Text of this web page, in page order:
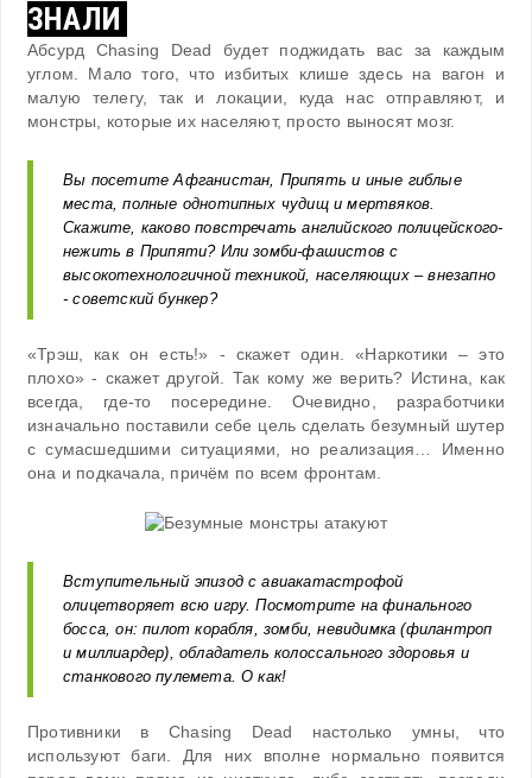
ЗНАЛИ
Абсурд Chasing Dead будет поджидать вас за каждым
углом. Мало того, что избитых клише здесь на вагон и
малую телегу, так и локации, куда нас отправляют, и
монстры, которые их населяют, просто выносят мозг.
Вы посетите Афганистан, Припять и иные гиблые
места, полные однотипных чудищ и мертвяков.
Скажите, каково повстречать английского полицейского-
нежить в Припяти? Или зомби-фашистов с
высокотехнологичной техникой, населяющих – внезапно
- советский бункер?
«Трэш, как он есть!» - скажет один. «Наркотики – это
плохо» - скажет другой. Так кому же верить? Истина, как
всегда, где-то посередине. Очевидно, разработчики
изначально поставили себе цель сделать безумный шутер
с сумасшедшими ситуациями, но реализация… Именно
она и подкачала, причём по всем фронтам.
Вступительный эпизод с авиакатастрофой
олицетворяет всю игру. Посмотрите на финального
босса, он: пилот корабля, зомби, невидимка (филантроп
и миллиардер), обладатель колоссального здоровья и
станкового пулемета. О как!
Противники в Chasing Dead настолько умны, что
используют баги. Для них вполне нормально появится